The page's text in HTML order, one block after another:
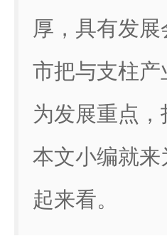
厚，具有发
市把与支柱
为发展重点
本文小编就
起来看。